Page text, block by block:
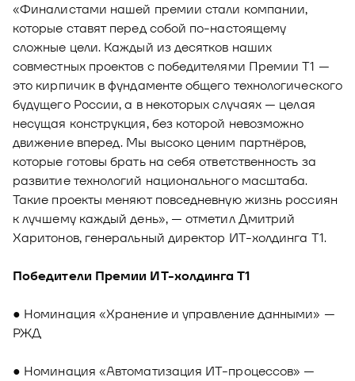
«Финалистами нашей премии стали компании,
которые ставят перед собой по-настоящему
сложные цели. Каждый из десятков наших
совместных проектов с победителями Премии Т1 —
это кирпичик в фундаменте общего технологического
будущего России, а в некоторых случаях — целая
несущая конструкция, без которой невозможно
движение вперед. Мы высоко ценим партнёров,
которые готовы брать на себя ответственность за
развитие технологий национального масштаба.
Такие проекты меняют повседневную жизнь россиян
к лучшему каждый день», — отметил Дмитрий
Харитонов, генеральный директор ИТ-холдинга Т1.
Победители Премии ИТ-холдинга Т1
● Номинация «Хранение и управление данными» —
РЖД
● Номинация «Автоматизация ИТ-процессов» —